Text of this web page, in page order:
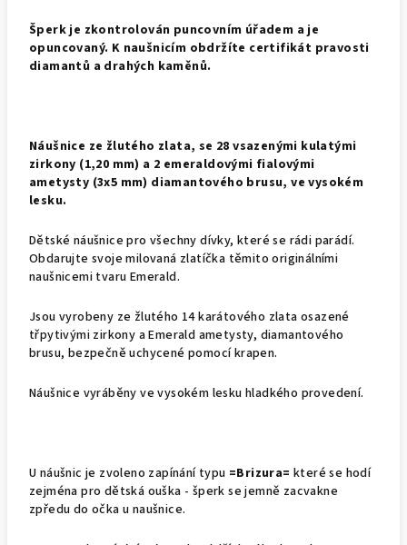
Šperk je zkontrolován puncovním úřadem a je
opuncovaný. K naušnicím obdržíte certifikát pravosti
diamantů a drahých kaměnů.
Náušnice ze žlutého zlata, se 28 vsazenými kulatými
zirkony (1,20 mm) a 2 emeraldovými fialovými
ametysty (3x5 mm) diamantového brusu, ve vysokém
lesku.
Dětské náušnice pro všechny dívky, které se rádi parádí.
Obdarujte svoje milovaná zlatíčka těmito originálními
naušnicemi tvaru Emerald.
Jsou vyrobeny ze žlutého 14 karátového zlata osazené
třpytivými zirkony a Emerald ametysty, diamantového
brusu, bezpečně uchycené pomocí krapen.
Náušnice vyráběny ve vysokém lesku hladkého provedení.
U náušnic je zvoleno zapínání typu =Brizura= které se hodí
zejména pro dětská ouška - šperk se jemně zacvakne
zpředu do očka u naušnice.